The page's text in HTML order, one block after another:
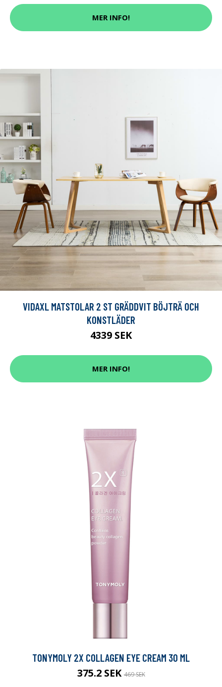
MER INFO!
VIDAXL MATSTOLAR 2 ST GRÄDDVIT BÖJTRÄ OCH
KONSTLÄDER
4339 SEK
MER INFO!
TONYMOLY 2X COLLAGEN EYE CREAM 30 ML
375.2 SEK469 SEK